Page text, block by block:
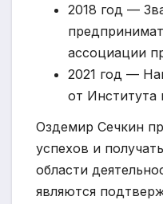
2018 год —
ассоциации
2021 год —
от Института
Оздемир Сечкин
успехов и
области
являются